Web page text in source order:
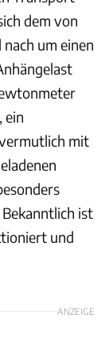
dem von
um einen
ein
mit
ist
und
ANZEIGE